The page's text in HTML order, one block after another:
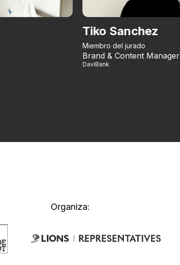
Tiko Sanchez
Miembro del jurado
Brand & Content Manager
DaviBank
Organiza: